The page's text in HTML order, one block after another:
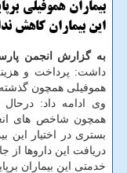
بیماران هموفیلی
این بیماران كاهش
به گزارش انجمن
داشت: پرداخت و
هموفیلی همچون گذشته
وی ادامه داد:
همچون شاخص های
بستری در اختیار این
دریافت این داروها از
خدمتی این بیماران